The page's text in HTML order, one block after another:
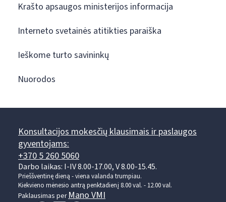
Krašto apsaugos ministerijos informacija
Interneto svetainės atitikties paraiška
Ieškome turto savininkų
Nuorodos
Konsultacijos mokesčių klausimais ir paslaugos
gyventojams:
+370 5 260 5060
Darbo laikas: I-IV 8.00-17.00, V 8.00-15.45.
Prieššventinę dieną - viena valanda trumpiau.
Kiekvieno mėnesio antrą penktadienį 8.00 val. - 12.00 val.
Paklausimas perMano VMI